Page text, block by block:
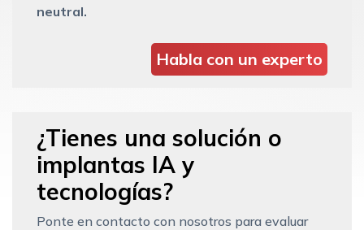
neutral.
Habla con un experto
¿Tienes una solución o
implantas IA y
tecnologías?
Ponte en contacto con nosotros para evaluar